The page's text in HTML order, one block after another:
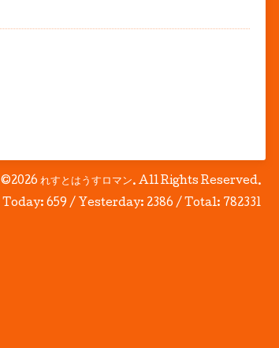
©2026 れすとはうすロマン. All Rights Reserved.
Today: 659 / Yesterday: 2386 / Total: 782331